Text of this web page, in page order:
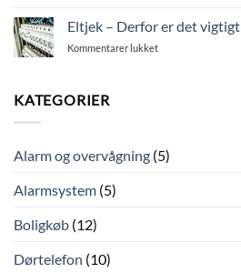
lidt
hvordan
af
Frederiksberg?
Eltjek – Derfor er det vigtigt
Kommentarer lukkettil
KATEGORIER
Alarm og overvågning (5)
Alarmsystem (5)
Boligkøb (12)
Dørtelefon (10)